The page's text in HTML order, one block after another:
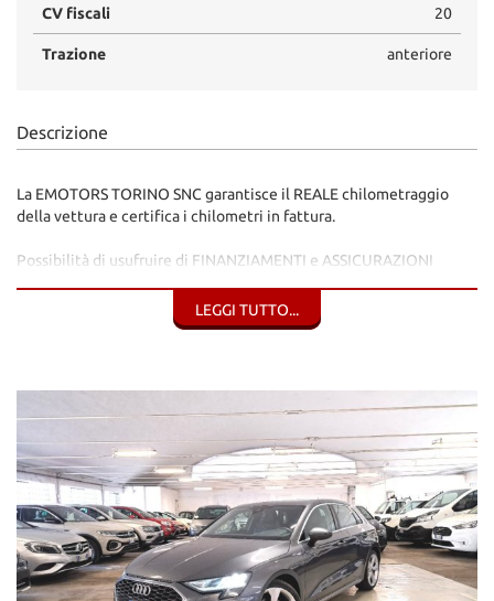
CV fiscali 20
Trazione anteriore
Descrizione
La EMOTORS TORINO SNC garantisce il REALE chilometraggio
della vettura e certifica i chilometri in fattura.
Possibilità di usufruire di FINANZIAMENTI e ASSICURAZIONI
Contatti 3468742003 / 3405968062
N.B.: Le dotazioni tecniche e gli accessori indicati nella presente
scheda sono accurate, tuttavia potrebbero contenere errori o
imprecisioni. Sono quindi da considerarsi puramente indicativi e
potrebbero non coincidere con l'effettiva dotazione tecnica e gli
accessori dello specifico veicolo. Il cliente è pertanto invitato a
verificarne l'effettiva corrispondenza contattando la Emotors
Torino. L'azienda declina ogni responsabilità per eventuali
involontarie incongruenze tra le effettive caratteristiche dello
specifico veicolo ed i dati presenti sulla scheda informativa, che
non rappresentano in alcun modo un impegno contrattuale per il
LEGGI TUTTO...